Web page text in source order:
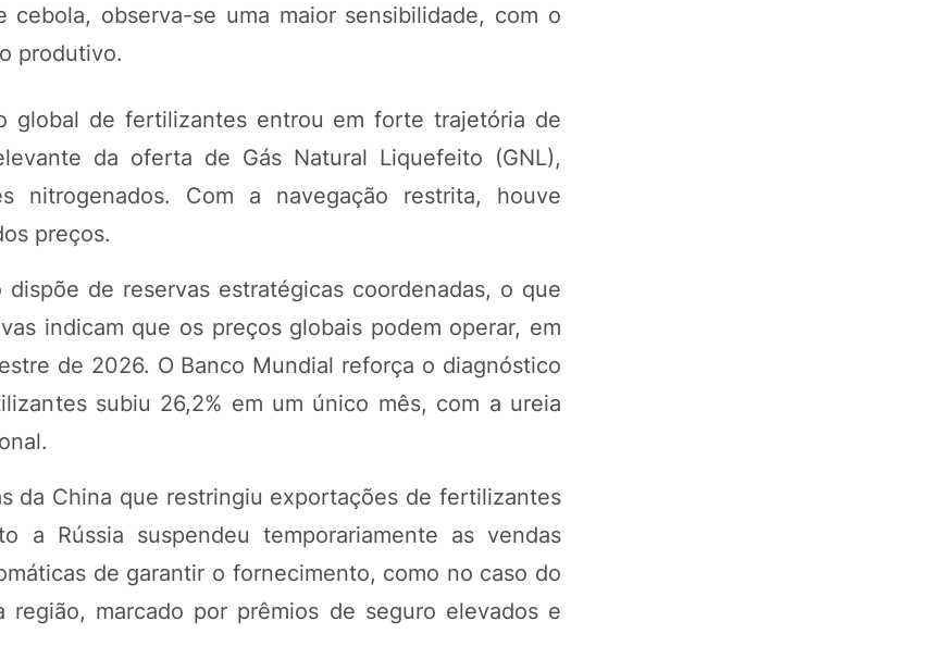
observa-se uma maior sensibilidade, com o
produtivo.
global de fertilizantes entrou em forte trajetória de
da oferta de Gás Natural Liquefeito (GNL),
nitrogenados. Com a navegação restrita, houve
preços.
de reservas estratégicas coordenadas, o que
indicam que os preços globais podem operar, em
de 2026. O Banco Mundial reforça o diagnóstico
subiu 26,2% em um único mês, com a ureia
da China que restringiu exportações de fertilizantes
a Rússia suspendeu temporariamente as vendas
de garantir o fornecimento, como no caso do
marcado por prêmios de seguro elevados e